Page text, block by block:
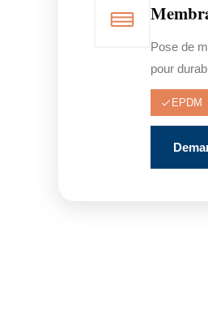
Pose de
pour
EPDM